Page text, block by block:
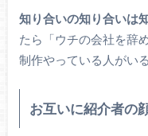
知り合いの知り合いは
たら「ウチの会社を辞
制作やっている人がい
お互いに紹介者の